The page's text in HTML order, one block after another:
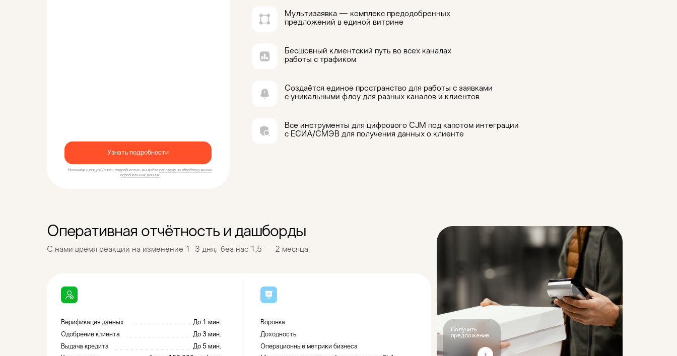
Экспертиза на уровне ведущих
финансовых организаций
Узнать подробности
Мультизаявка — комплекс предодобренных
предложений в единой витрине
Бесшовный клиентский путь во всех каналах
работы с трафиком
Создаётся единое пространство для работы с заявками
с уникальными флоу для разных каналов и клиентов
Все инструменты для цифрового CJM под капотом интеграции
с ЕСИА/СМЭВ для получения данных о клиенте
Нажимая кнопку «Узнать подробности», вы даёте согласие на обработку ваших
персональных данных
С нами время реакции на изменение 1−3 дня, без нас 1,5 — 2 месяца
Оперативная отчётность и дашборды
Получить
предложение
Верификация данных
Одобрение клиента
Выдача кредита
До 3 мин.
До 1 мин.
До 5 мин.
Операционные метриĸи бизнеса
Доходность
Воронка